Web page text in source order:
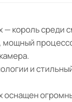
— король среди
мощный
и
оснащен